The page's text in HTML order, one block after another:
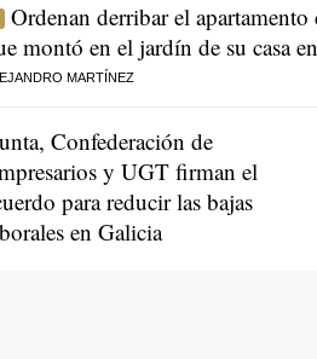
Ordenan derribar el
montó en el jardín de su casa
MARTÍNEZ
Confederación de
y UGT firman el
para reducir las bajas
en Galicia